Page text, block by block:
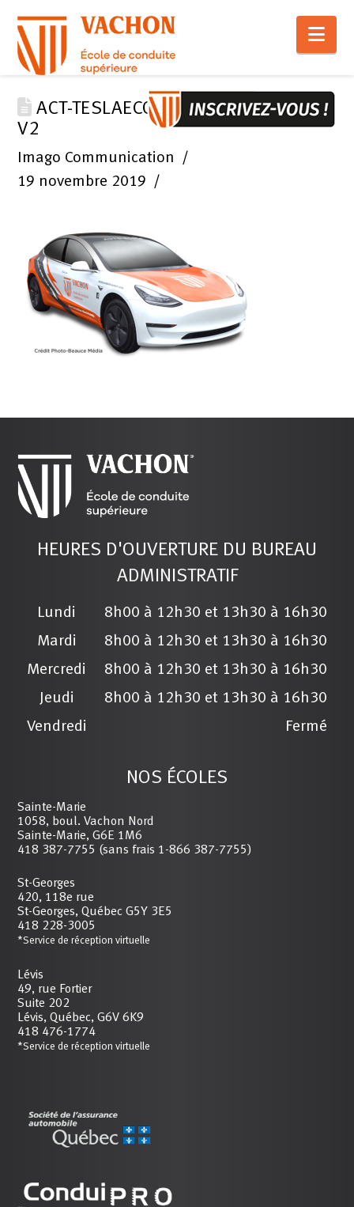
ACT-TESLAECOLEVACHON_576X398
V2
Imago Communication
19 novembre 2019
HEURES D'OUVERTURE DU BUREAU
ADMINISTRATIF
Lundi
Mardi
Mercredi
Jeudi
Vendredi
8h00 à 12h30 et 13h30 à 16h30
8h00 à 12h30 et 13h30 à 16h30
8h00 à 12h30 et 13h30 à 16h30
8h00 à 12h30 et 13h30 à 16h30
Fermé
NOS ÉCOLES
Sainte-Marie
1058, boul. Vachon Nord
Sainte-Marie, G6E 1M6
418 387-7755 (sans frais 1-866 387-7755)
St-Georges
420, 118e rue
St-Georges, Québec G5Y 3E5
418 228-3005
*Service de réception virtuelle
Lévis
49, rue Fortier
Suite 202
Lévis, Québec, G6V 6K9
418 476-1774
*Service de réception virtuelle